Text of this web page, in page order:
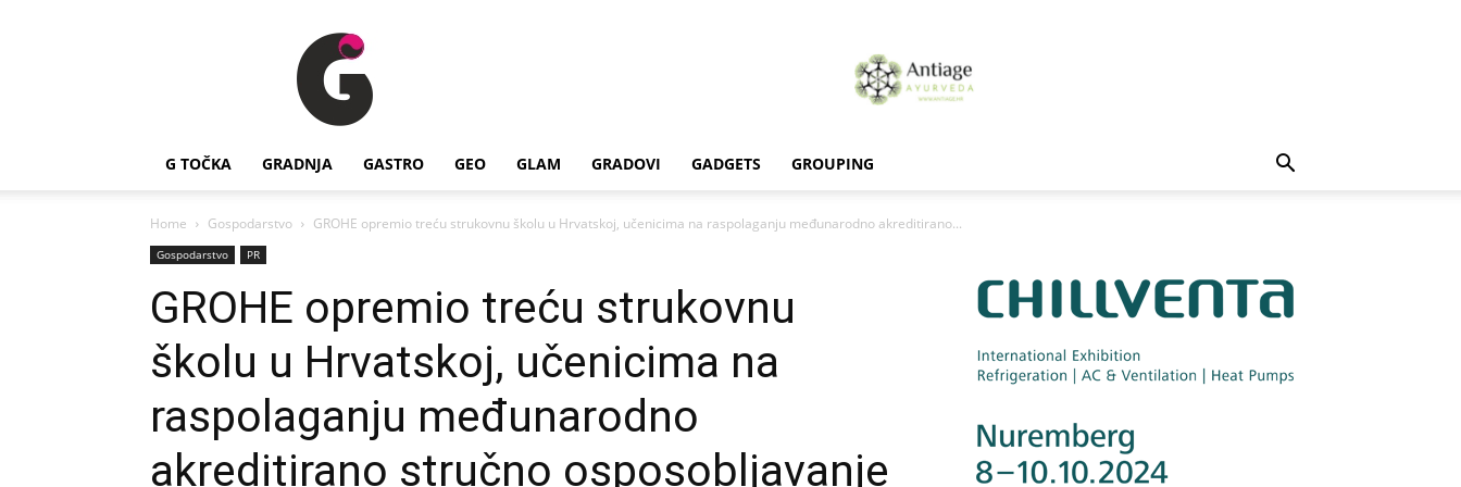
G
Točka
G TOČKA GRADNJA GASTRO GEO GLAM GRADOVI GADGETS GROUPING
Home Gospodarstvo GROHE opremio treću strukovnu školu u Hrvatskoj, učenicima na raspolaganju međunarodno akreditirano...
Gospodarstvo PR
GROHE opremio treću strukovnu
školu u Hrvatskoj, učenicima na
raspolaganju međunarodno
akreditirano stručno osposobljavanje